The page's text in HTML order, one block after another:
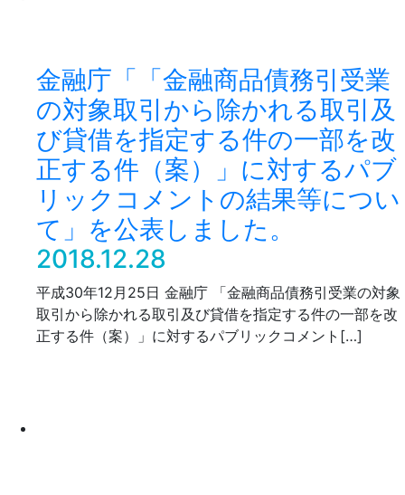
金融庁「「金融商品債務引受業
の対象取引から除かれる取引及
び貸借を指定する件の一部を改
正する件（案）」に対するパブ
リックコメントの結果等につい
て」を公表しました。
2018.12.28
平成30年12月25日 金融庁 「金融商品債務引受業の対象
取引から除かれる取引及び貸借を指定する件の一部を改
正する件（案）」に対するパブリックコメント[…]